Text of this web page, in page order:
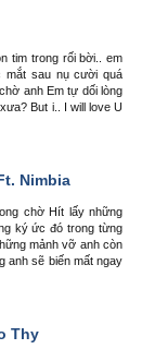
tim trong rối bời.. em
mắt sau nụ cười quá
anh Em tự dối lòng
But i.. I will love U
Nimbia
chờ Hít lấy những
ký ức đó trong từng
mảnh vỡ anh còn
anh sẽ biến mất ngay
Thy